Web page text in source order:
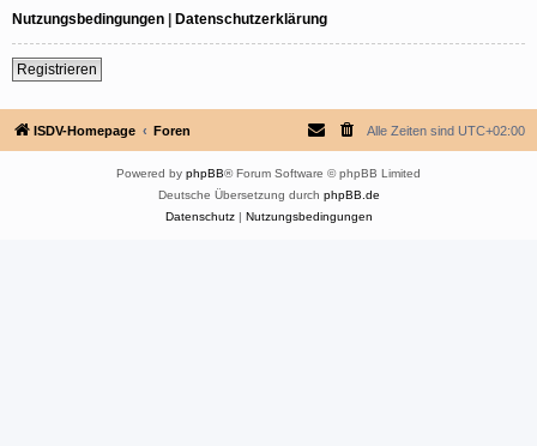
Nutzungsbedingungen | Datenschutzerklärung
Registrieren
ISDV-Homepage Foren Alle Zeiten sind UTC+02:00
Powered by phpBB® Forum Software © phpBB Limited
Deutsche Übersetzung durch phpBB.de
Datenschutz| Nutzungsbedingungen